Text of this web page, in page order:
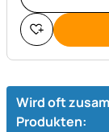
Wird oft
Produkten: